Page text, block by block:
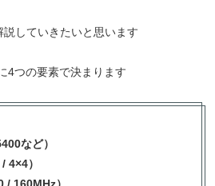
していきたいと思います
4つの要素で決まります
など）
4×4）